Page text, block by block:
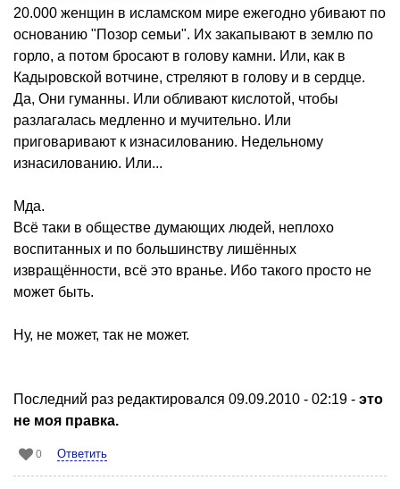
20.000 женщин в исламском мире ежегодно убивают по
основанию "Позор семьи". Их закапывают в землю по
горло, а потом бросают в голову камни. Или, как в
Кадыровской вотчине, стреляют в голову и в сердце.
Да, Они гуманны. Или обливают кислотой, чтобы
разлагалась медленно и мучительно. Или
приговаривают к изнасилованию. Недельному
изнасилованию. Или...
Мда.
Всё таки в обществе думающих людей, неплохо
воспитанных и по большинству лишённых
извращённости, всё это вранье. Ибо такого просто не
может быть.
Ну, не может, так не может.
Последний раз редактировался 09.09.2010 - 02:19 - это
не моя правка.
0 Ответить